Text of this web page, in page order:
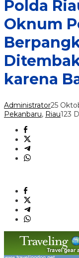
Polda
Oknum
karena
Administrator25
Pekanbaru, Riau123